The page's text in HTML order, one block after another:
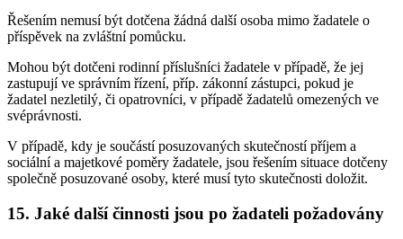
Řešením nemusí být dotčena žádná další osoba mimo žadatele o
příspěvek na zvláštní pomůcku.
Mohou být dotčeni rodinní příslušníci žadatele v případě, že jej
zastupují ve správním řízení, příp. zákonní zástupci, pokud je
žadatel nezletilý, či opatrovníci, v případě žadatelů omezených ve
svéprávnosti.
V případě, kdy je součástí posuzovaných skutečností příjem a
sociální a majetkové poměry žadatele, jsou řešením situace dotčeny
společně posuzované osoby, které musí tyto skutečnosti doložit.
15. Jaké další činnosti jsou po žadateli požadovány